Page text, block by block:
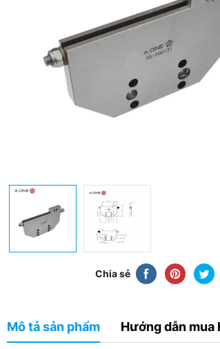
Chia sẻ
Mô tả sản phẩm Hướng dẫn mua